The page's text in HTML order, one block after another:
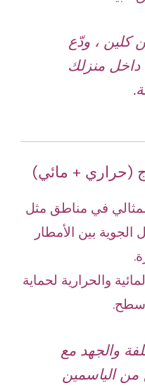
كلين ، ودّع
داخل منزلك
(حراري + مائي)
في مناطق مثل
الجوية بين الأمطار
والحرارية لحماية
والجهد مع
من الياسمين